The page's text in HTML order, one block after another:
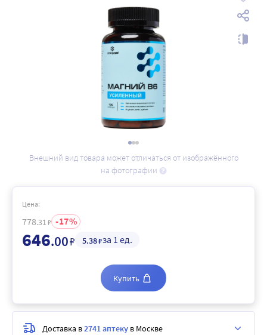
Внешний вид товара может отличаться от изображённого
на фотографии
Цена:
778.31 ₽ 17
646.00₽ 5.38₽за 1 ед.
Купить
Доставка в2741 аптеку в Москве